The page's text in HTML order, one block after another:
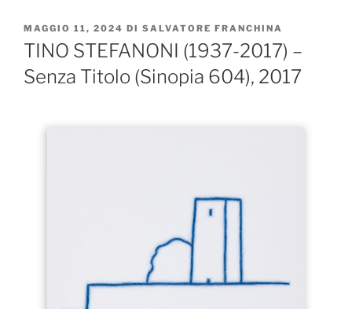
PUBBLICATO
IL
MAGGIO 11, 2024 DI SALVATORE FRANCHINA
TINO STEFANONI (1937-2017) –
Senza Titolo (Sinopia 604), 2017